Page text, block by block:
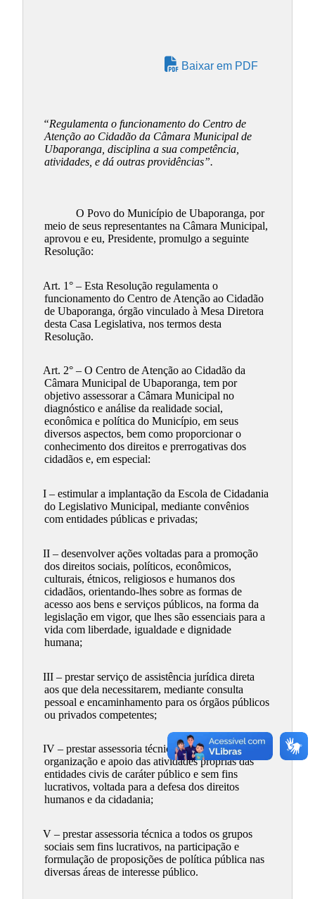
Baixar em PDF
“Regulamenta o funcionamento do Centro de
Atenção ao Cidadão da Câmara Municipal de
Ubaporanga, disciplina a sua competência,
atividades, e dá outras providências”.
O Povo do Município de Ubaporanga, por
meio de seus representantes na Câmara Municipal,
aprovou e eu, Presidente, promulgo a seguinte
Resolução:
Art. 1° – Esta Resolução regulamenta o
funcionamento do Centro de Atenção ao Cidadão
de Ubaporanga, órgão vinculado à Mesa Diretora
desta Casa Legislativa, nos termos desta
Resolução.
Art. 2° – O Centro de Atenção ao Cidadão da
Câmara Municipal de Ubaporanga, tem por
objetivo assessorar a Câmara Municipal no
diagnóstico e análise da realidade social,
econômica e política do Município, em seus
diversos aspectos, bem como proporcionar o
conhecimento dos direitos e prerrogativas dos
cidadãos e, em especial:
I – estimular a implantação da Escola de Cidadania
do Legislativo Municipal, mediante convênios
com entidades públicas e privadas;
II – desenvolver ações voltadas para a promoção
dos direitos sociais, políticos, econômicos,
culturais, étnicos, religiosos e humanos dos
cidadãos, orientando-lhes sobre as formas de
acesso aos bens e serviços públicos, na forma da
legislação em vigor, que lhes são essenciais para a
vida com liberdade, igualdade e dignidade
humana;
III – prestar serviço de assistência jurídica direta
aos que dela necessitarem, mediante consulta
pessoal e encaminhamento para os órgãos públicos
ou privados competentes;
IV – prestar assessoria técnica para a constituição,
organização e apoio das atividades próprias das
entidades civis de caráter público e sem fins
lucrativos, voltada para a defesa dos direitos
humanos e da cidadania;
V – prestar assessoria técnica a todos os grupos
sociais sem fins lucrativos, na participação e
formulação de proposições de política pública nas
diversas áreas de interesse público.